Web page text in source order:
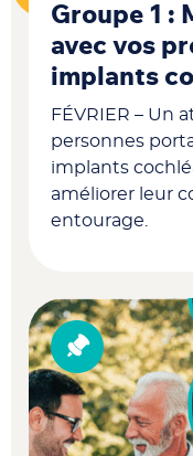
Groupe 1 :
avec vos
implants
FÉVRIER – Un
personnes
implants
améliorer leur
entourage.